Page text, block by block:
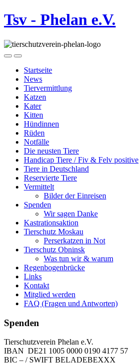
Tsv - Phelan e.V.
Startseite
News
Tiervermittlung
Katzen
Kater
Kitten
Hündinnen
Rüden
Notfälle
Die neusten Tiere
Handicap Tiere / Fiv & Felv positive
Tiere in Deutschland
Reservierte Tiere
Vermittelt
Bilder der Einreisen
Spenden
Wir sagen Danke
Kastrationsaktion
Tierschutz Moskau
Perserkatzen in Not
Tierschutz Obninsk
Was tun wir & warum
Regenbogenbrücke
Links
Kontakt
Mitglied werden
FAQ (Fragen und Antworten)
Spenden
Tierschutzverein Phelan e.V.
IBAN DE21 1005 0000 0190 4177 57
BIC – / SWIFT BELADEBEXXX